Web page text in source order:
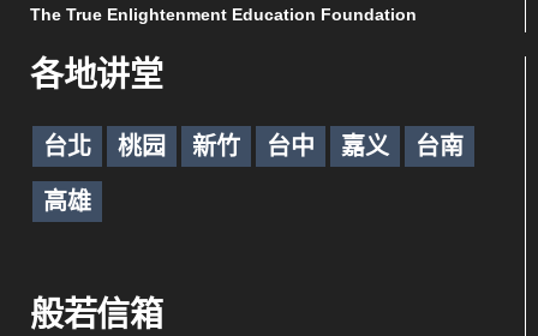
The True Enlightenment Education Foundation
各地讲堂
台北 桃园 新竹 台中 嘉义 台南
高雄
般若信箱